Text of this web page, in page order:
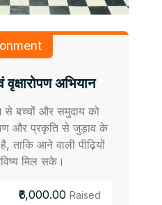
अभियान
से बच्चों और समुदाय को
और प्रकृति से जुड़ाव के
ताकि आने वाली पीढ़ियों
मिल सके।
₹6,000.00 Raised